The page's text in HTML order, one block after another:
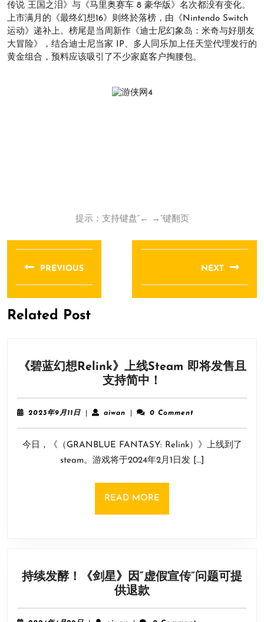
传说 王国之泪》与《马里奥赛车 8 豪华版》名次都没有变化。
上市满月的《最终幻想16》则终於落榜，由《Nintendo Switch
运动》递补上。榜尾是当周新作《迪士尼幻象岛：米奇与好朋友
大冒险》，结合迪士尼当家 IP、多人同乐加上任天堂代理发行的
黄金组合，预料应该吸引了不少家庭客户掏腰包。
提示：支持键盘“← →”键翻页
文
导
航
PREVIOUS
post:
NEXT
post:
Related Post
《碧蓝幻想Relink》上线Steam 即将发售且
支持简中！
蓝
幻
Relink》
线
Steam
持
中！
2023年9月11日2023
月
日
aiwanaiwan 0 Comment
今日，《（GRANBLUE FANTASY: Relink）》上线到了
steam。游戏将于2024年2月1日发 […]
READ MORE
持续发酵！《剑星》因“虚假宣传”问题可提
供退款持
续
发